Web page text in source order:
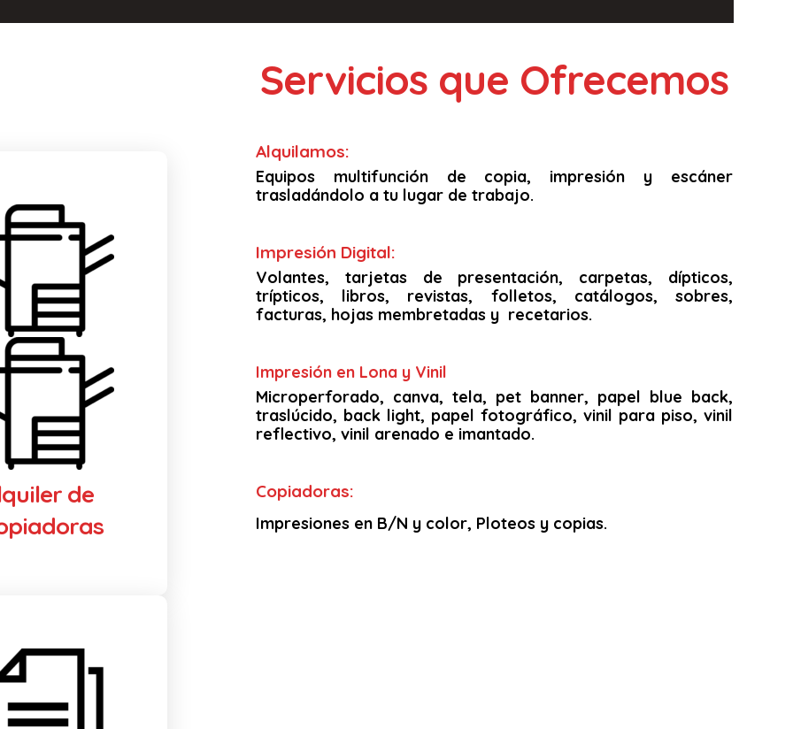
de
Servicios que Ofrecemos
Alquilamos:
Equipos multifunción de copia, impresión y escáner
trasladándolo a tu lugar de trabajo.
Impresión Digital:
Volantes, tarjetas de presentación, carpetas, dípticos,
trípticos, libros, revistas, folletos, catálogos, sobres,
facturas, hojas membretadas y recetarios.
Impresión en Lona y Vinil
Microperforado, canva, tela, pet banner, papel blue back,
traslúcido, back light, papel fotográfico, vinil para piso, vinil
reflectivo, vinil arenado e imantado.
Copiadoras:
Impresiones en B/N y color, Ploteos y copias.